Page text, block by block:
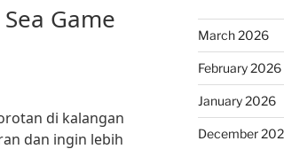
Game
di kalangan
dan ingin lebih
March 2026
February 2026
January 2026
December